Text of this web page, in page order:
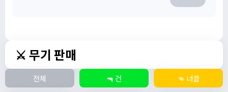
⚔️ 무기 판매
전체 🔫 건 👊 너클